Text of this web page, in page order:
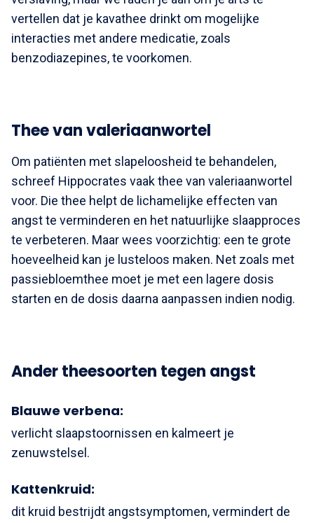
vertellen dat je kavathee drinkt om mogelijke
interacties met andere medicatie, zoals
benzodiazepines, te voorkomen.
Thee van valeriaanwortel
Om patiënten met slapeloosheid te behandelen,
schreef Hippocrates vaak thee van valeriaanwortel
voor. Die thee helpt de lichamelijke effecten van
angst te verminderen en het natuurlijke slaapproces
te verbeteren. Maar wees voorzichtig: een te grote
hoeveelheid kan je lusteloos maken. Net zoals met
passiebloemthee moet je met een lagere dosis
starten en de dosis daarna aanpassen indien nodig.
Ander theesoorten tegen angst
Blauwe verbena:
verlicht slaapstoornissen en kalmeert je
zenuwstelsel.
Kattenkruid:
dit kruid bestrijdt angstsymptomen, vermindert de